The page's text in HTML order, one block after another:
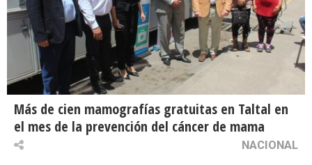
Más de cien mamografías gratuitas en Taltal en
el mes de la prevención del cáncer de mama
NACIONAL